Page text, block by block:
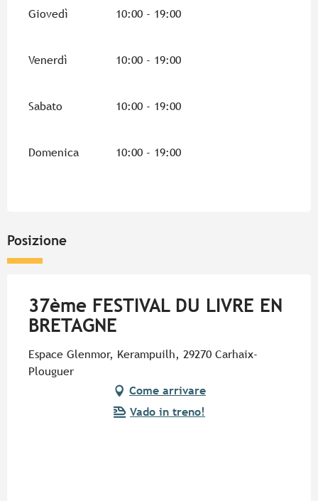
Giovedì 10:00 - 19:00
Venerdì 10:00 - 19:00
Sabato 10:00 - 19:00
Domenica 10:00 - 19:00
Posizione
37ème FESTIVAL DU LIVRE EN
BRETAGNE
Espace Glenmor, Kerampuilh, 29270 Carhaix-
Plouguer
Come arrivare
Vado in treno!